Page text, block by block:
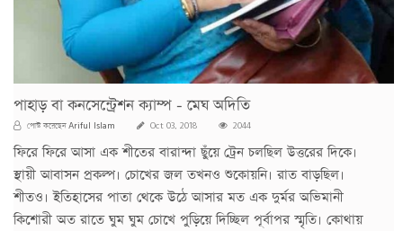
পাহাড় বা কনসেন্ট্রেশন ক্যাম্প - মেঘ অদিতি
পোস্ট করেছেনAriful Islam Oct 03, 2018 2044
ফিরে ফিরে আসা এক শীতের বারান্দা ছুঁয়ে ট্রেন চলছিল উত্তরের দিকে।
স্থায়ী আবাসন প্রকল্প। চোখের জল তখনও শুকোয়নি। রাত বাড়ছিল।
শীতও। ইতিহাসের পাতা থেকে উঠে আসার মত এক দুর্মর অভিমানী
কিশোরী অত রাতে ঘুম ঘুম চোখে পুড়িয়ে দিচ্ছিল পূর্বাপর স্মৃতি। কোথায়